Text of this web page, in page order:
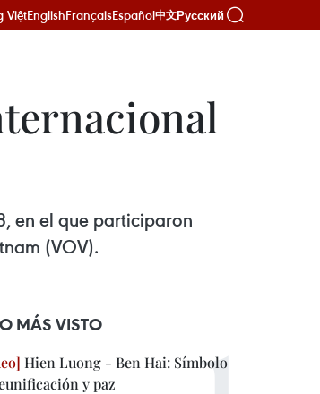
ViệtEnglishFrançaisEspañol中文Русский
en el que participaron
(VOV).
MÁS VISTO
Hien Luong - Ben Hai: Símbolo
y paz